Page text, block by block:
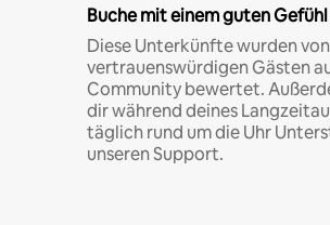
Buche mit einem guten Gefühl
Diese Unterkünfte wurden von
vertrauenswürdigen Gästen
Community bewertet.
dir während deines
täglich rund um die Uhr
unseren Support.